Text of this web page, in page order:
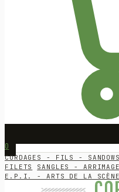
0
CORDAGES - FILS - SANDOWS
FILETS
SANGLES -
E.P.I. - ARTS DE LA SCÈNE